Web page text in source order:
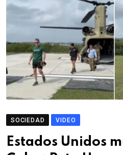
SOCIEDAD VIDEO
Estados Unidos